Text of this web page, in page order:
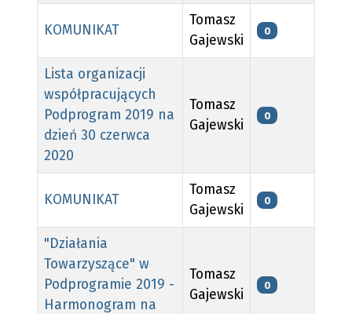
KOMUNIKAT
Tomasz
Gajewski
0
Lista organizacji
współpracujących
Podprogram 2019 na
dzień 30 czerwca
2020
Tomasz
Gajewski
0
KOMUNIKAT
Tomasz
Gajewski
0
"Działania
Towarzyszące" w
Podprogramie 2019 -
Harmonogram na
Tomasz
Gajewski
0